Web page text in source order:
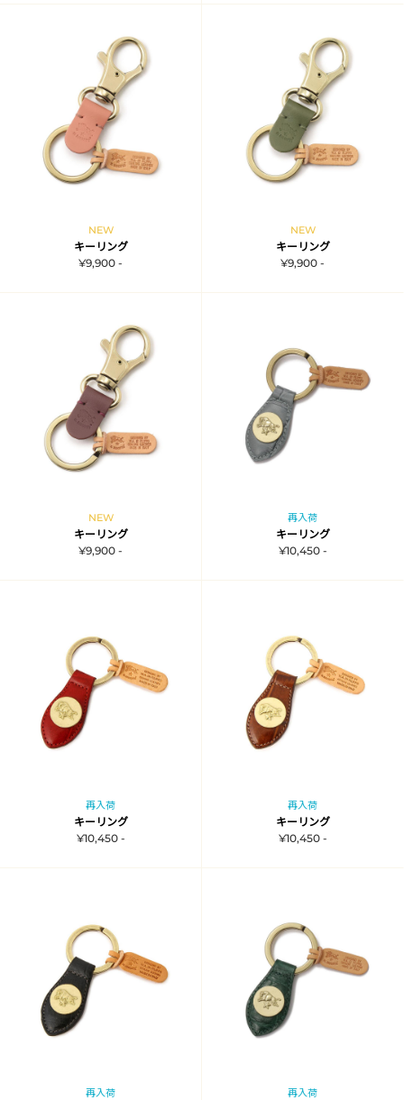
NEW
キーリング
¥9,900 -
NEW
キーリング
¥9,900 -
NEW
キーリング
¥9,900 -
再入荷
キーリング
¥10,450 -
再入荷
キーリング
¥10,450 -
再入荷
キーリング
¥10,450 -
再入荷 再入荷